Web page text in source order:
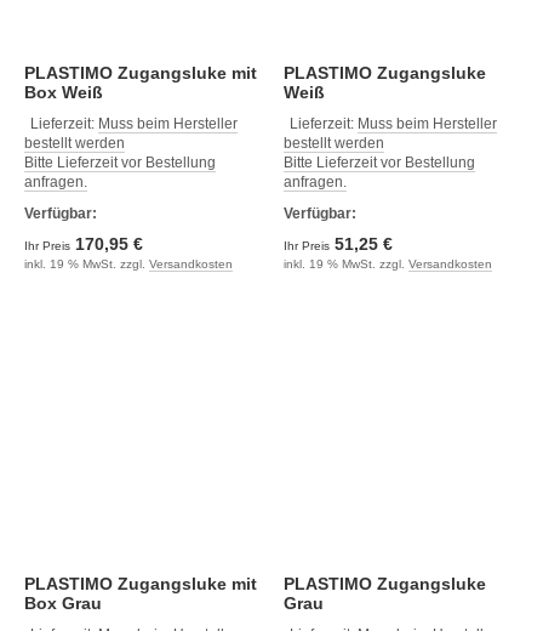
PLASTIMO Zugangsluke mit
Box Weiß
Lieferzeit: Muss beim Hersteller
bestellt werden
Bitte Lieferzeit vor Bestellung
anfragen.
Verfügbar:
Ihr Preis 170,95 €
inkl. 19 % MwSt. zzgl. Versandkosten
PLASTIMO Zugangsluke
Weiß
Lieferzeit: Muss beim Hersteller
bestellt werden
Bitte Lieferzeit vor Bestellung
anfragen.
Verfügbar:
Ihr Preis 51,25 €
inkl. 19 % MwSt. zzgl. Versandkosten
PLASTIMO Zugangsluke mit
Box Grau
PLASTIMO Zugangsluke
Grau